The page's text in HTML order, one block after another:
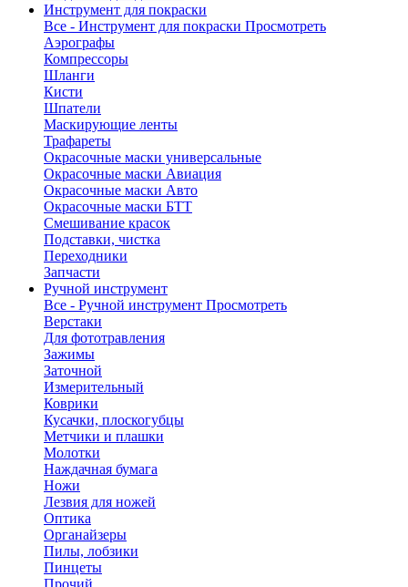
Инструмент для покраски
Все - Инструмент для покраски Просмотреть
Аэрографы
Компрессоры
Шланги
Кисти
Шпатели
Маскирующие ленты
Трафареты
Окрасочные маски универсальные
Окрасочные маски Авиация
Окрасочные маски Авто
Окрасочные маски БТТ
Смешивание красок
Подставки, чистка
Переходники
Запчасти
Ручной инструмент
Все - Ручной инструмент Просмотреть
Верстаки
Для фототравления
Зажимы
Заточной
Измерительный
Коврики
Кусачки, плоскогубцы
Метчики и плашки
Молотки
Наждачная бумага
Ножи
Лезвия для ножей
Оптика
Органайзеры
Пилы, лобзики
Пинцеты
Прочий